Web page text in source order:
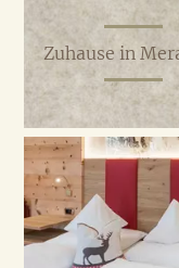
Zuhause in